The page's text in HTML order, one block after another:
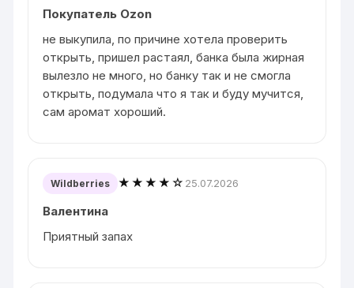
Покупатель Ozon
не выкупила, по причине хотела проверить
открыть, пришел растаял, банка была жирная
вылезло не много, но банку так и не смогла
открыть, подумала что я так и буду мучится,
сам аромат хороший.
Wildberries ★★★★☆ 25.07.2026
Валентина
Приятный запах